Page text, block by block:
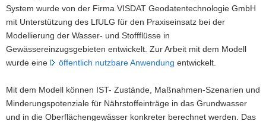
System wurde von der Firma VISDAT Geodatentechnologie GmbH
mit Unterstützung des LfULG für den Praxiseinsatz bei der
Modellierung der Wasser- und Stoffflüsse in
Gewässereinzugsgebieten entwickelt. Zur Arbeit mit dem Modell
wurde eine
öffentlich nutzbare Anwendung entwickelt.
Mit dem Modell können IST- Zustände, Maßnahmen-Szenarien und
Minderungspotenziale für Nährstoffeinträge in das Grundwasser
und in die Oberflächengewässer konkreter berechnet werden. Das